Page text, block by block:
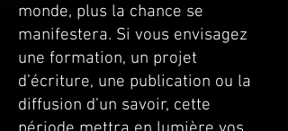
monde, plus la chance se
manifestera. Si vous envisagez
une formation, un projet
d’écriture, une publication ou la
diffusion d’un savoir, cette